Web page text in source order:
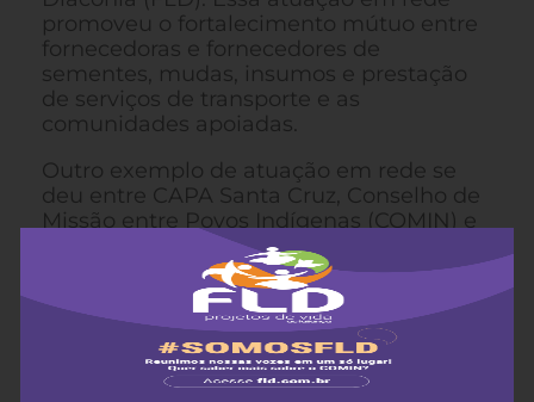
promoveu o fortalecimento mútuo entre
fornecedoras e fornecedores de
sementes, mudas, insumos e prestação
de serviços de transporte e as
comunidades apoiadas.
Outro exemplo de atuação em rede se
deu entre CAPA Santa Cruz, Conselho de
Missão entre Povos Indígenas (COMIN) e
Associação das Mulheres Agricultoras de
Ibarama (AMAI), através de um projeto
apoiado por PPP, e comunidades Guarani
Mbya da região Central do Rio Grande do
Sul: Araxaty e Jata-ity, de Cachoeira do
Sul, e Irapuá, de Caçapava do Sul.